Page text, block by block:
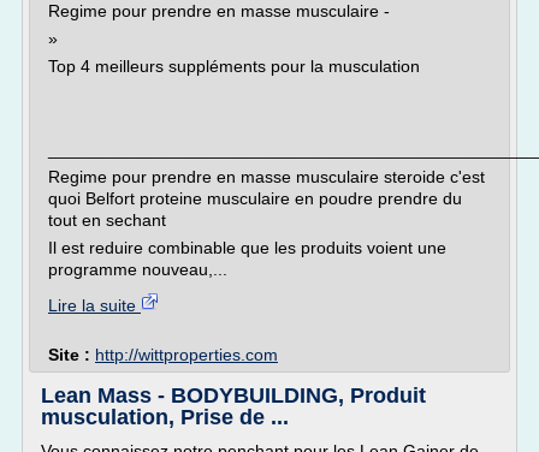
Regime pour prendre en masse musculaire -
»
Top 4 meilleurs suppléments pour la musculation
Regime pour prendre en masse musculaire steroide c'est
quoi Belfort proteine musculaire en poudre prendre du
tout en sechant
Il est reduire combinable que les produits voient une
programme nouveau,...
Lire la suite
Site : http://wittproperties.com
Lean Mass - BODYBUILDING, Produit
musculation, Prise de ...